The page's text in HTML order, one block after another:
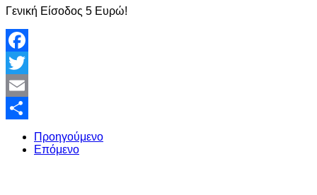
Γενική Είσοδος 5 Ευρώ!
Facebook
Twitter
Email
Share
Προηγούμενο
Επόμενο